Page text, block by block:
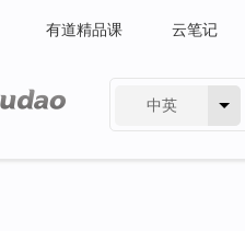
有道精品课 云笔记
中英